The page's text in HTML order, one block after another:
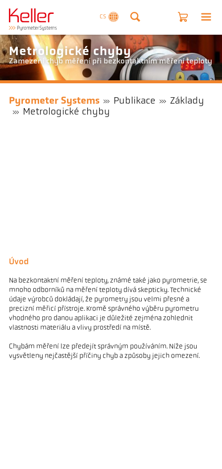
CS
Metrologické chyby
Zamezení chyb měření při bezkontaktním měření teploty
Pyrometer Systems Publikace
Základy
Metrologické chyby
Úvod
Na bezkontaktní měření teploty, známé také jako pyrometrie, se
mnoho odborníků na měření teploty dívá skepticky. Technické
údaje výrobců dokládají, že pyrometry jsou velmi přesné a
precizní měřicí přístroje. Kromě správného výběru pyrometru
vhodného pro danou aplikaci je důležité zejména zohlednit
vlastnosti materiálu a vlivy prostředí na místě.
Chybám měření lze předejít správným používáním. Níže jsou
vysvětleny nejčastější příčiny chyb a způsoby jejich omezení.